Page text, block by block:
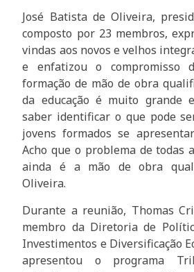
José Batista de Oliveira,
composto por 23 membros,
vindas aos novos e velhos
e enfatizou o compromisso
formação de mão de obra
da educação é muito grande
saber identificar o que pode
jovens formados se
Acho que o problema de todas
ainda é a mão de obra
Oliveira.
Durante a reunião, Thomas
membro da Diretoria de
Investimentos e Diversificação
apresentou o programa